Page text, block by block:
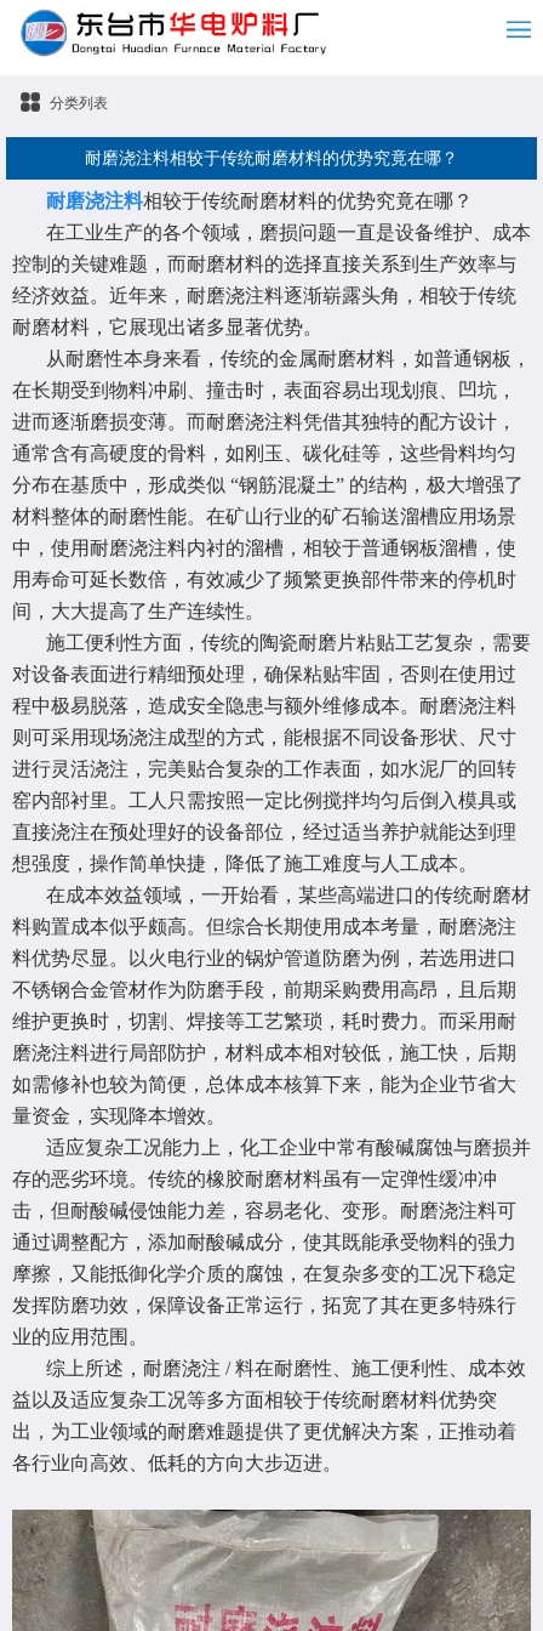
分类列表
耐磨浇注料相较于传统耐磨材料的优势究竟在哪？
耐磨浇注料相较于传统耐磨材料的优势究竟在哪？
在工业生产的各个领域，磨损问题一直是设备维护、成本
控制的关键难题，而耐磨材料的选择直接关系到生产效率与
经济效益。近年来，耐磨浇注料逐渐崭露头角，相较于传统
耐磨材料，它展现出诸多显著优势。
从耐磨性本身来看，传统的金属耐磨材料，如普通钢板，
在长期受到物料冲刷、撞击时，表面容易出现划痕、凹坑，
进而逐渐磨损变薄。而耐磨浇注料凭借其独特的配方设计，
通常含有高硬度的骨料，如刚玉、碳化硅等，这些骨料均匀
分布在基质中，形成类似 “钢筋混凝土” 的结构，极大增强了
材料整体的耐磨性能。在矿山行业的矿石输送溜槽应用场景
中，使用耐磨浇注料内衬的溜槽，相较于普通钢板溜槽，使
用寿命可延长数倍，有效减少了频繁更换部件带来的停机时
间，大大提高了生产连续性。
施工便利性方面，传统的陶瓷耐磨片粘贴工艺复杂，需要
对设备表面进行精细预处理，确保粘贴牢固，否则在使用过
程中极易脱落，造成安全隐患与额外维修成本。耐磨浇注料
则可采用现场浇注成型的方式，能根据不同设备形状、尺寸
进行灵活浇注，完美贴合复杂的工作表面，如水泥厂的回转
窑内部衬里。工人只需按照一定比例搅拌均匀后倒入模具或
直接浇注在预处理好的设备部位，经过适当养护就能达到理
想强度，操作简单快捷，降低了施工难度与人工成本。
在成本效益领域，一开始看，某些高端进口的传统耐磨材
料购置成本似乎颇高。但综合长期使用成本考量，耐磨浇注
料优势尽显。以火电行业的锅炉管道防磨为例，若选用进口
不锈钢合金管材作为防磨手段，前期采购费用高昂，且后期
维护更换时，切割、焊接等工艺繁琐，耗时费力。而采用耐
磨浇注料进行局部防护，材料成本相对较低，施工快，后期
如需修补也较为简便，总体成本核算下来，能为企业节省大
量资金，实现降本增效。
适应复杂工况能力上，化工企业中常有酸碱腐蚀与磨损并
存的恶劣环境。传统的橡胶耐磨材料虽有一定弹性缓冲冲
击，但耐酸碱侵蚀能力差，容易老化、变形。耐磨浇注料可
通过调整配方，添加耐酸碱成分，使其既能承受物料的强力
摩擦，又能抵御化学介质的腐蚀，在复杂多变的工况下稳定
发挥防磨功效，保障设备正常运行，拓宽了其在更多特殊行
业的应用范围。
综上所述，耐磨浇注 / 料在耐磨性、施工便利性、成本效
益以及适应复杂工况等多方面相较于传统耐磨材料优势突
出，为工业领域的耐磨难题提供了更优解决方案，正推动着
各行业向高效、低耗的方向大步迈进。